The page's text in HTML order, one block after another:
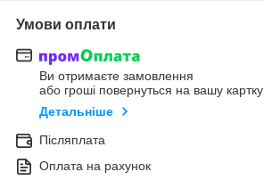
Умови оплати
Ви отримаєте замовлення
або гроші повернуться на вашу картку
Детальніше
Післяплата
Оплата на рахунок